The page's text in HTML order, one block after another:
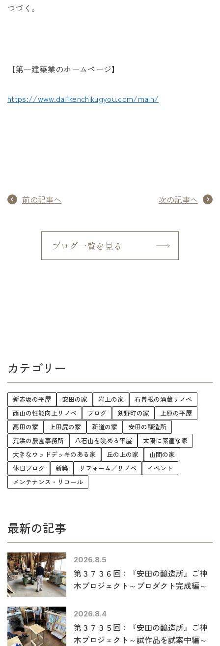
つづく。
【第一建築業のホームページ】
https://www.dai1kenchikugyou.com/main/
前の記事へ 次の記事へ
ブログ一覧を見る
カテゴリー
新赤坂の平屋 安田の家 岩上の家
石曽根の酒蔵リノベ
西山の性能向上リノベ
ブログ 剣野町の家
上原の平屋
高田の家
上田尻の家 新道の家
安田の醸造所
荒浜の農園事務所
八石山を眺める平屋
太陽に素直な家
大きなウッドデッキのある家
丘の上の家
山間の家
休日ブログ
新築 リフォーム／リノベ
イベント
メンテナンス・リコール
最新の記事
2026.8.5
第３７３６回：『安田の醸造所』ご神
木プロジェクト～プロダクト完成編～
2026.8.4
第３７３５回：『安田の醸造所』ご神
木プロジェクト～試作品を試案中編～